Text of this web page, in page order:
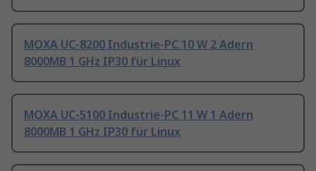
MOXA UC-8200 Industrie-PC 10 W 2 Adern
8000MB 1 GHz IP30 für Linux
MOXA UC-5100 Industrie-PC 11 W 1 Adern
8000MB 1 GHz IP30 für Linux